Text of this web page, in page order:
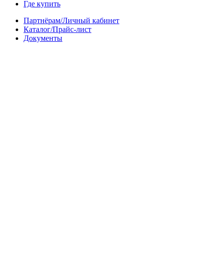
Где купить
Партнёрам/Личный кабинет
Каталог/Прайс-лист
Документы